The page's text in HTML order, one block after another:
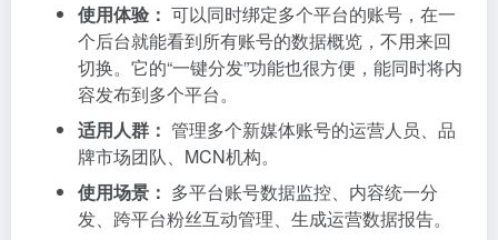
使用体验： 可以同时绑定多个平台的账号，在一
个后台就能看到所有账号的数据概览，不用来回
切换。它的“一键分发”功能也很方便，能同时将内
容发布到多个平台。
适用人群： 管理多个新媒体账号的运营人员、品
牌市场团队、MCN机构。
使用场景： 多平台账号数据监控、内容统一分
发、跨平台粉丝互动管理、生成运营数据报告。